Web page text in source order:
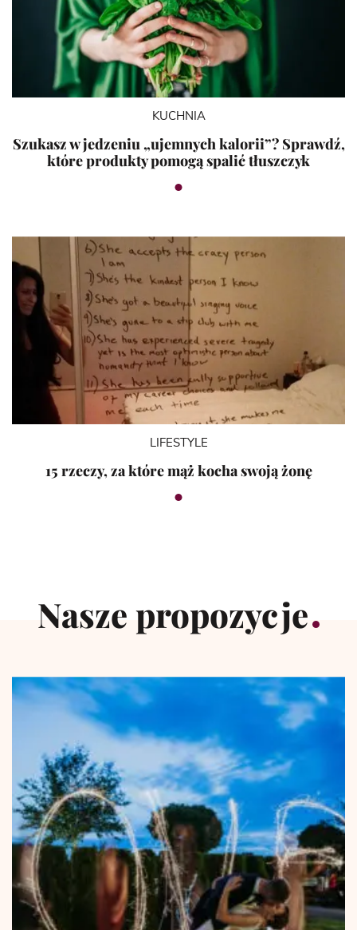
KUCHNIA
Szukasz w jedzeniu „ujemnych kalorii”? Sprawdź,
które produkty pomogą spalić tłuszczyk
LIFESTYLE
15 rzeczy, za które mąż kocha swoją żonę
Nasze propozycje